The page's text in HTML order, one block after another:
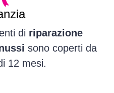
di riparazione
sono coperti da
12 mesi.